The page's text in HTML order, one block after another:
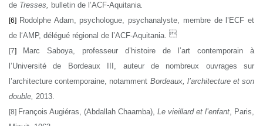
de Tresses, bulletin de l’ACF-Aquitania.
[6] Rodolphe Adam, psychologue, psychanalyste, membre de l’ECF et
de l‘AMP, délégué régional de l’ACF-Aquitania. 
[7]
Marc Saboya, professeur d’histoire de l’art contemporain à
l’Université de Bordeaux III, auteur de nombreux ouvrages sur
l’architecture contemporaine, notamment Bordeaux, l’architecture et son
double, 2013.
[8] François Augiéras, (Abdallah Chaamba), Le vieillard et l’enfant, Paris,